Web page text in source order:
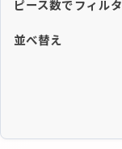
ピース数でフィルタ
並べ替え